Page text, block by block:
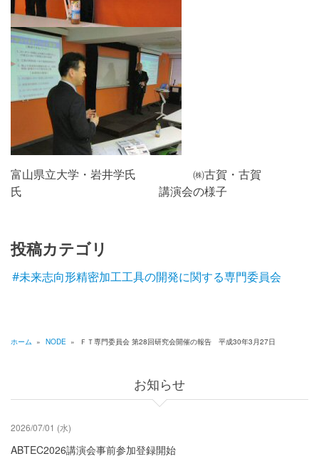
平
成
3
年
3
月
7
日
富山県立大学・岩井学氏 ㈱古賀・古賀
氏 講演会の様子
投稿カテゴリ
未来志向形精密加工工具の開発に関する専門委員会
く
ず
ホーム » NODE » ＦＴ専門委員会 第28回研究会開催の報告 平成30年3月27日
お知らせ
2026/07/01 (水)
ABTEC2026講演会事前参加登録開始